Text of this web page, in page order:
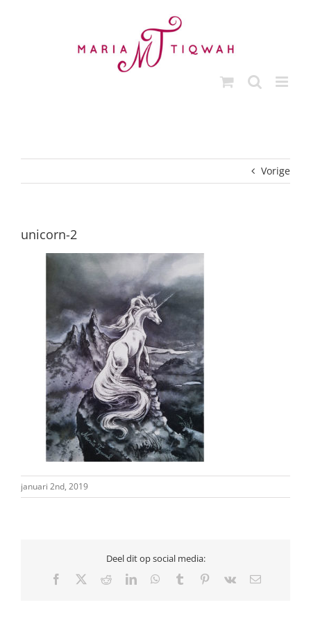
Vorige
unicorn-2
januari 2nd, 2019
Deel dit op social media:
Facebook RedditLinkedInWhatsApp
Tumblr Pinterest
Vk
E-